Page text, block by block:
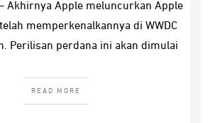
Akhirnya Apple meluncurkan Apple
memperkenalkannya di WWDC
Perilisan perdana ini akan dimulai
READ MORE